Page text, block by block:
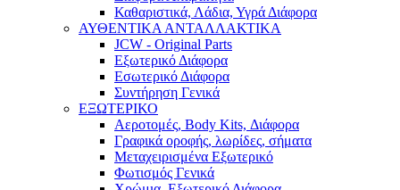
Καθαριστικά, Λάδια, Υγρά Διάφορα
ΑΥΘΕΝΤΙΚΑ ΑΝΤΑΛΛΑΚΤΙΚΑ
JCW - Original Parts
Εξωτερικό Διάφορα
Εσωτερικό Διάφορα
Συντήρηση Γενικά
ΕΞΩΤΕΡΙΚΟ
Αεροτομές, Body Kits, Διάφορα
Γραφικά οροφής, λωρίδες, σήματα
Μεταχειρισμένα Εξωτερικό
Φωτισμός Γενικά